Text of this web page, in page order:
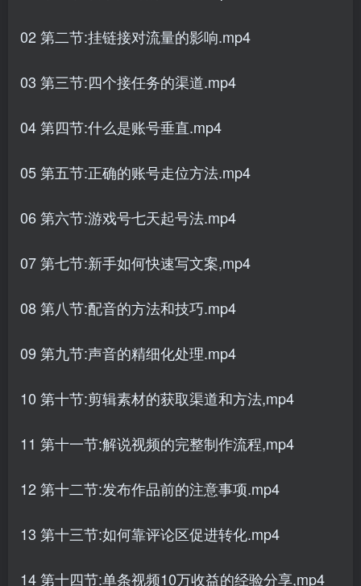
02 第二节:挂链接对流量的影响.mp4
03 第三节:四个接任务的渠道.mp4
04 第四节:什么是账号垂直.mp4
05 第五节:正确的账号走位方法.mp4
06 第六节:游戏号七天起号法.mp4
07 第七节:新手如何快速写文案,mp4
08 第八节:配音的方法和技巧.mp4
09 第九节:声音的精细化处理.mp4
10 第十节:剪辑素材的获取渠道和方法,mp4
11 第十一节:解说视频的完整制作流程,mp4
12 第十二节:发布作品前的注意事项.mp4
13 第十三节:如何靠评论区促进转化.mp4
14 第十四节:单条视频10万收益的经验分享,mp4